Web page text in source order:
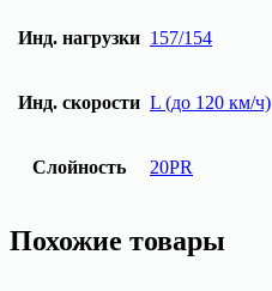
Инд. нагрузки 157/154
Инд. скорости L (до 120 км/ч)
Слойность 20PR
Похожие товары